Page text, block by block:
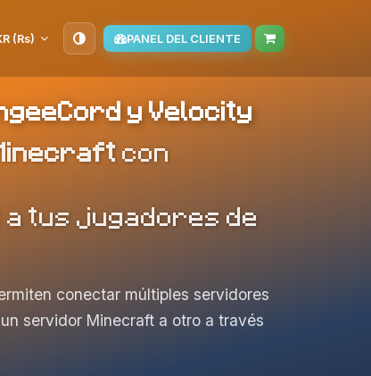
(₨) PANEL DEL CLIENTE
y Velocity
con
a tus jugadores de
conectar múltiples servidores
servidor Minecraft a otro a través